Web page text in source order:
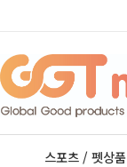
스포츠 / 펫상품